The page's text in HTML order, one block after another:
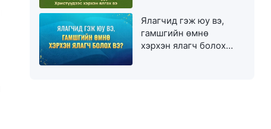
Ялагчид гэж юу вэ,
гамшгийн өмнө
хэрхэн ялагч болох